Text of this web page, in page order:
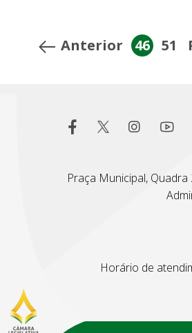
Anterior 46 51
Praça Municipal,
Horário de